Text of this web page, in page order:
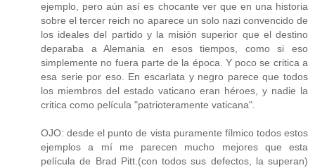
ejemplo, pero aún así es chocante ver que en una historia
sobre el tercer reich no aparece un solo nazi convencido de
los ideales del partido y la misión superior que el destino
deparaba a Alemania en esos tiempos, como si eso
simplemente no fuera parte de la época. Y poco se critica a
esa serie por eso. En escarlata y negro parece que todos
los miembros del estado vaticano eran héroes, y nadie la
critica como película "patrioteramente vaticana".
OJO: desde el punto de vista puramente fílmico todos estos
ejemplos a mí me parecen mucho mejores que esta
película de Brad Pitt.(con todos sus defectos, la superan)